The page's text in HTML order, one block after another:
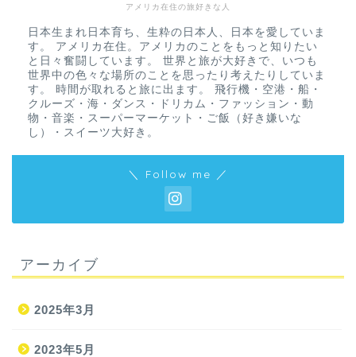
アメリカ在住の旅好きな人
日本生まれ日本育ち、生粋の日本人、日本を愛していま
す。 アメリカ在住。アメリカのことをもっと知りたい
と日々奮闘しています。 世界と旅が大好きで、いつも
世界中の色々な場所のことを思ったり考えたりしていま
す。 時間が取れると旅に出ます。 飛行機・空港・船・
クルーズ・海・ダンス・ドリカム・ファッション・動
物・音楽・スーパーマーケット・ご飯（好き嫌いな
し）・スイーツ大好き。
＼ Follow me ／
アーカイブ
2025年3月
2023年5月